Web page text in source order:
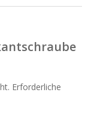
Erforderliche